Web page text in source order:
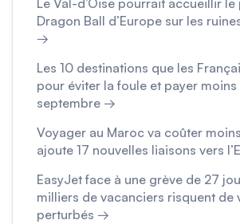
Le Val-d’Oise pourrait accueillir
Dragon Ball d’Europe sur les
→
Les 10 destinations que les
pour éviter la foule et payer moins
septembre →
Voyager au Maroc va coûter
ajoute 17 nouvelles liaisons vers
EasyJet face à une grève de 27
milliers de vacanciers risquent de
perturbés →